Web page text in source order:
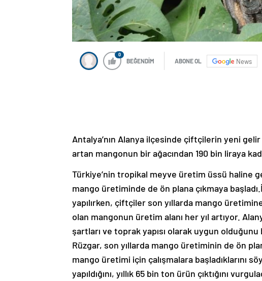
0
BEĞENDİM ABONE OL News
Antalya’nın Alanya ilçesinde çiftçilerin yeni
artan mangonun bir ağacından 190 bin liraya
Türkiye’nin tropikal meyve üretim üssü haline
mango üretiminde de ön plana çıkmaya
yapılırken, çiftçiler son yıllarda mango
olan mangonun üretim alanı her yıl artıyor.
şartları ve toprak yapısı olarak uygun
Rüzgar, son yıllarda mango üretiminin de ön
mango üretimi için çalışmalara başladıklarını
yapıldığını, yıllık 65 bin ton ürün çıktığını